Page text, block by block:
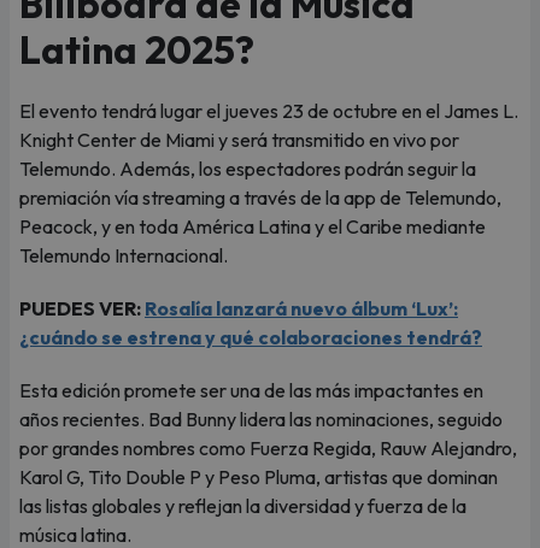
Latina 2025?
El evento tendrá lugar el jueves 23 de octubre en el James L.
Knight Center de Miami y será transmitido en vivo por
Telemundo. Además, los espectadores podrán seguir la
premiación vía streaming a través de la app de Telemundo,
Peacock, y en toda América Latina y el Caribe mediante
Telemundo Internacional.
PUEDES VER: Rosalía lanzará nuevo álbum ‘Lux’:
¿cuándo se estrena y qué colaboraciones tendrá?
Esta edición promete ser una de las más impactantes en
años recientes. Bad Bunny lidera las nominaciones, seguido
por grandes nombres como Fuerza Regida, Rauw Alejandro,
Karol G, Tito Double P y Peso Pluma, artistas que dominan
las listas globales y reflejan la diversidad y fuerza de la
música latina.